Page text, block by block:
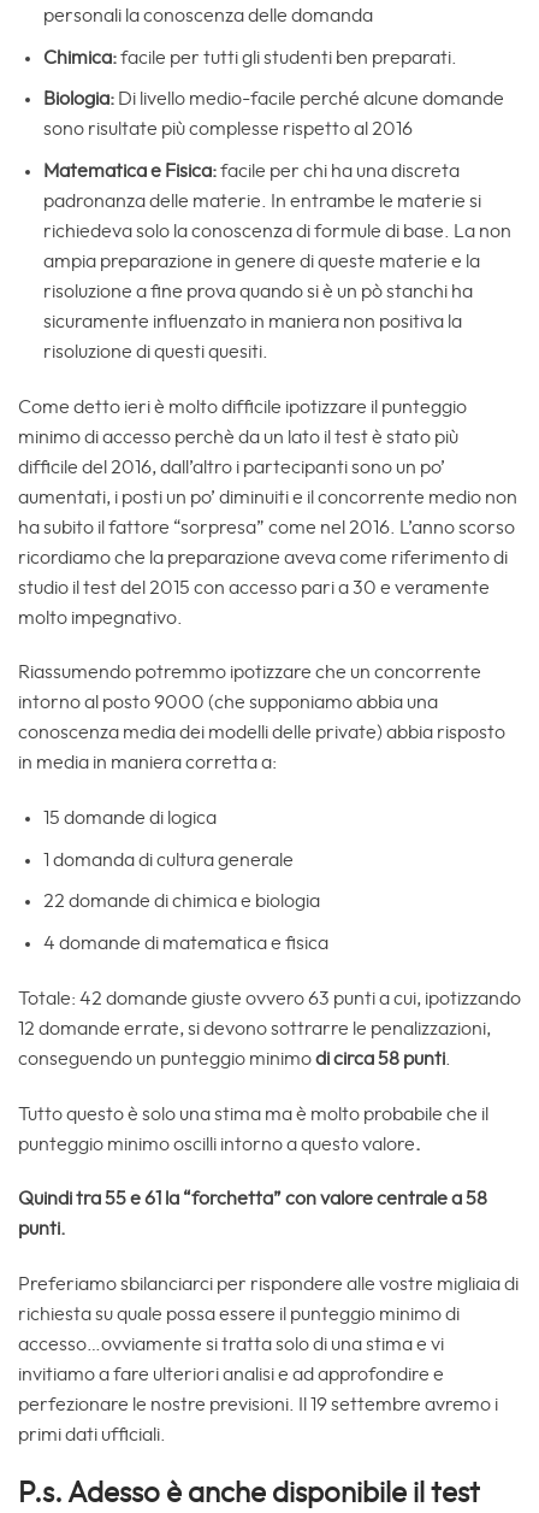
personali la conoscenza delle domanda
Chimica:facile per tutti gli studenti ben preparati.
Biologia:Di livello medio-facile perché alcune domande
sono risultate più complesse rispetto al 2016
Matematica e Fisica:facile per chi ha una discreta
padronanza delle materie. In entrambe le materie si
richiedeva solo la conoscenza di formule di base. La non
ampia preparazione in genere di queste materie e la
risoluzione a fine prova quando si è un pò stanchi ha
sicuramente influenzato in maniera non positiva la
risoluzione di questi quesiti.
Come detto ieri è molto difficile ipotizzare il punteggio
minimo di accesso perchè da un lato il test è stato più
difficile del 2016, dall’altro i partecipanti sono un po’
aumentati, i posti un po’ diminuiti e il concorrente medio non
ha subito il fattore “sorpresa” come nel 2016. L’anno scorso
ricordiamo che la preparazione aveva come riferimento di
studio il test del 2015 con accesso pari a 30 e veramente
molto impegnativo.
Riassumendo potremmo ipotizzare che un concorrente
intorno al posto 9000 (che supponiamo abbia una
conoscenza media dei modelli delle private) abbia risposto
in media in maniera corretta a:
15 domande di logica
1 domanda di cultura generale
22 domande di chimica e biologia
4 domande di matematica e fisica
Totale: 42 domande giuste ovvero 63 punti a cui, ipotizzando
12 domande errate, si devono sottrarre le penalizzazioni,
conseguendo un punteggio minimodi circa 58 punti
Tutto questo è solo una stima ma è molto probabile che il
punteggio minimo oscilli intorno a questo valore.
Quindi tra 55 e 61 la “forchetta” con valore centrale a 58
punti.
Preferiamo sbilanciarci per rispondere alle vostre migliaia di
richiesta su quale possa essere il punteggio minimo di
accesso…ovviamente si tratta solo di una stima e vi
invitiamo a fare ulteriori analisi e ad approfondire e
perfezionare le nostre previsioni. Il 19 settembre avremo i
primi dati ufficiali.
P.s. Adesso è anche disponibile il test